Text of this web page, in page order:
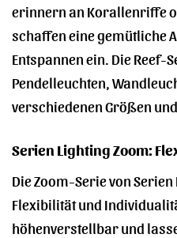
erinnern an Korallenriffe
schaffen eine gemütliche
Entspannen ein. Die Reef-
Pendelleuchten,
verschiedenen Größen
Serien Lighting Zoom:
Die Zoom-Serie von
Flexibilität und
höhenverstellbar und